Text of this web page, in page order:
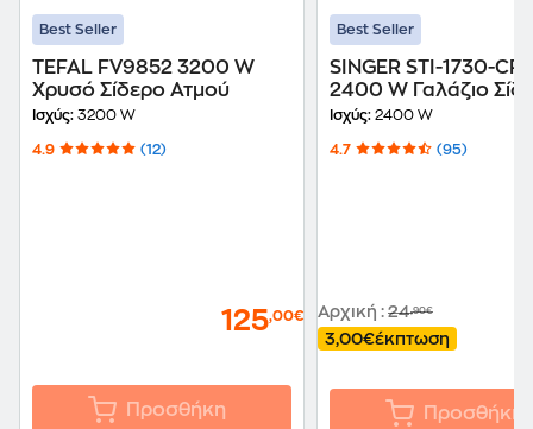
Best Seller
TEFAL FV9852 3200 W
Χρυσό Σίδερο Ατμού
Ισχύς: 3200 W
4.9 (12)
125,00€
Προσθήκη
Best Seller
SINGER STI-1730-
2400 W Γαλάζιο
Ατμού
Ισχύς: 2400 W
4.7 (95)
Αρχική : 24,90€
3,00€έκπτωση
Προσθήκη